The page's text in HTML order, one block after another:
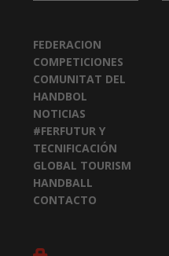
FEDERACION
COMPETICIONES
COMUNITAT DEL
HANDBOL
NOTICIAS
#FERFUTUR Y
TECNIFICACIÓN
GLOBAL TOURISM
HANDBALL
CONTACTO